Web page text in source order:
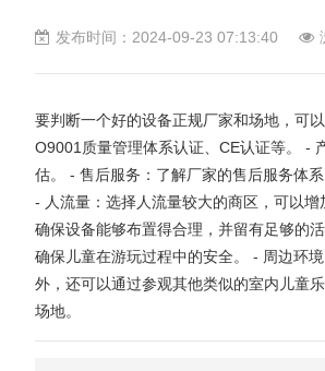
发布时间：2024-09-23 07:13:40
要判断一个好的设备正规厂家和场地，可
O9001质量管理体系认证、CE认证等。 -
估。 - 售后服务：了解厂家的售后服务体
- 人流量：选择人流量较大的商区，可以
确保设备能够布置得合理，并留有足够的
确保儿童在游玩过程中的安全。 - 周边环
外，还可以通过参观其他类似的室内儿童
场地。